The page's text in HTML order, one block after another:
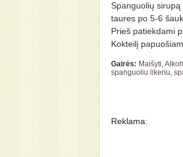
Spanguolių
taures po 5-6
Prieš patiekdami
Kokteilį
Gairės: Maišyti,
spanguoliu likeriu,
Reklama: